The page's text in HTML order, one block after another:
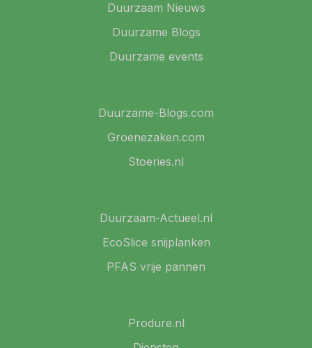
Duurzaam Nieuws
Duurzame Blogs
Duurzame events
Duurzame-Blogs.com
Groenezaken.com
Stoeries.nl
Duurzaam-Actueel.nl
EcoSlice snijplanken
PFAS vrije pannen
Produre.nl